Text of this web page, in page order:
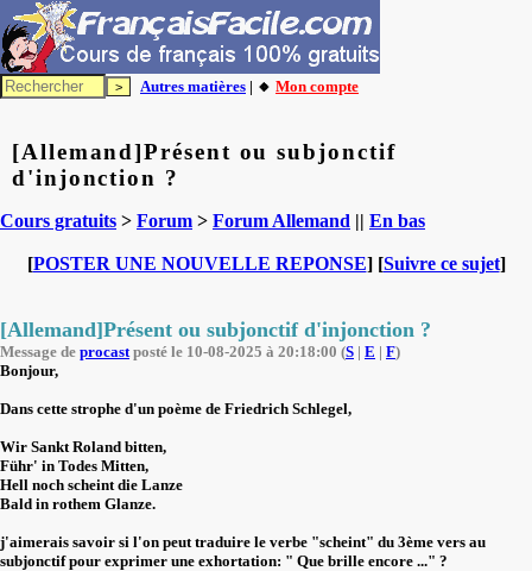
Autres matières | 🔸 Mon compte
[Allemand]Présent ou subjonctif
d'injonction ?
Cours gratuits > Forum > Forum Allemand || En bas
[POSTER UNE NOUVELLE REPONSE] [Suivre ce sujet]
[Allemand]Présent ou subjonctif d'injonction ?
Message de procast posté le 10-08-2025 à 20:18:00 (S | E | F)
Bonjour,
Dans cette strophe d'un poème de Friedrich Schlegel,
Wir Sankt Roland bitten,
Führ' in Todes Mitten,
Hell noch scheint die Lanze
Bald in rothem Glanze.
j'aimerais savoir si l'on peut traduire le verbe "scheint" du 3ème vers au
subjonctif pour exprimer une exhortation: " Que brille encore ..." ?